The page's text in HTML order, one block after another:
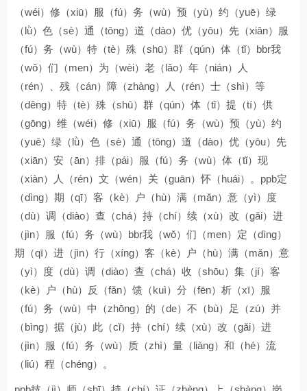
（wéi）修（xiū）服（fú）务（wù）预（yù）约（yuē）绿
（lǜ）色（sè）通（tōng）道（dào）优（yōu）先（xiān）服
（fú）务（wù）特（tè）殊（shū）群（qún）体（tǐ）bbr我
（wǒ）们（men）为（wèi）老（lǎo）年（nián）人
（rén）、残（cán）障（zhàng）人（rén）士（shì）等
（děng）特（tè）殊（shū）群（qún）体（tǐ）提（tí）供
（gōng）维（wéi）修（xiū）服（fú）务（wù）预（yù）约
（yuē）绿（lǜ）色（sè）通（tōng）道（dào）优（yōu）先
（xiān）安（ān）排（pái）服（fú）务（wù）体（tǐ）现
（xiàn）人（rén）文（wén）关（guān）怀（huái）。ppb定
（dìng）期（qī）客（kè）户（hù）满（mǎn）意（yì）度
（dù）调（diào）查（chá）持（chí）续（xù）改（gǎi）进
（jìn）服（fú）务（wù）bbr我（wǒ）们（men）定（dìng）
期（qī）进（jìn）行（xíng）客（kè）户（hù）满（mǎn）意
（yì）度（dù）调（diào）查（chá）收（shōu）集（jí）客
（kè）户（hù）反（fǎn）馈（kuì）分（fēn）析（xī）服
（fú）务（wù）中（zhōng）的（de）不（bù）足（zú）并
（bìng）据（jù）此（cǐ）持（chí）续（xù）改（gǎi）进
（jìn）服（fú）务（wù）质（zhì）量（liàng）和（hé）流
（liú）程（chéng）。